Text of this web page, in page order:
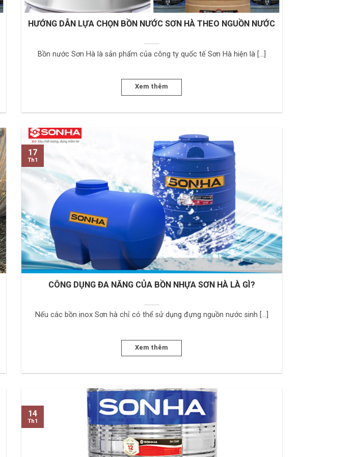
HƯỚNG DẪN LỰA CHỌN BỒN NƯỚC SƠN HÀ THEO NGUỒN NƯỚC
Bồn nước Sơn Hà là sản phẩm của công ty quốc tế Sơn Hà hiện là [...]
Xem thêm
CÔNG DỤNG ĐA NĂNG CỦA BỒN NHỰA SƠN HÀ LÀ GÌ?
Nếu các bồn inox Sơn hà chỉ có thể sử dụng đựng nguồn nước sinh [...]
Xem thêm
17
Th1
14
Th1